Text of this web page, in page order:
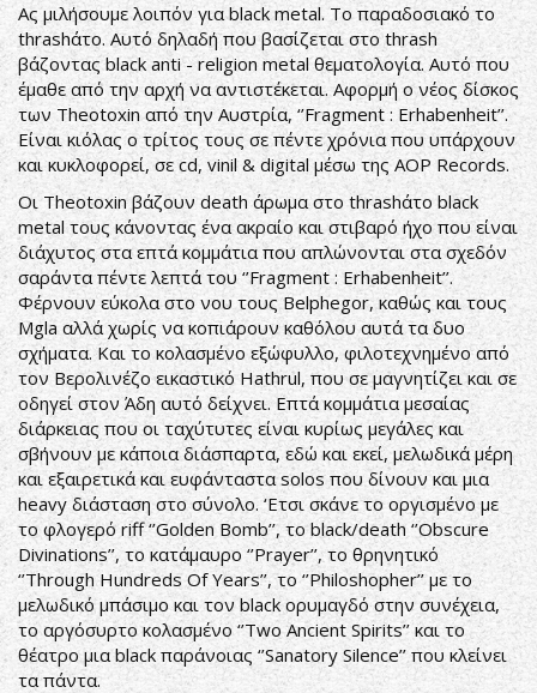
Ας μιλήσουμε λοιπόν για black metal. Το παραδοσιακό το
thrashάτο. Αυτό δηλαδή που βασίζεται στο thrash
βάζοντας black anti - religion metal θεματολογία. Αυτό που
έμαθε από την αρχή να αντιστέκεται. Αφορμή ο νέος δίσκος
των Theotoxin από την Αυστρία, ‘’Fragment : Erhabenheit’’.
Είναι κιόλας ο τρίτος τους σε πέντε χρόνια που υπάρχουν
και κυκλοφορεί, σε cd, vinil & digital μέσω της AOP Records.
Οι Theotoxin βάζουν death άρωμα στο thrashάτο black
metal τους κάνοντας ένα ακραίο και στιβαρό ήχο που είναι
διάχυτος στα επτά κομμάτια που απλώνονται στα σχεδόν
σαράντα πέντε λεπτά του ‘’Fragment : Erhabenheit’’.
Φέρνουν εύκολα στο νου τους Belphegor, καθώς και τους
Mgla αλλά χωρίς να κοπιάρουν καθόλου αυτά τα δυο
σχήματα. Και το κολασμένο εξώφυλλο, φιλοτεχνημένο από
τον Βερολινέζο εικαστικό Hathrul, που σε μαγνητίζει και σε
οδηγεί στον Άδη αυτό δείχνει. Επτά κομμάτια μεσαίας
διάρκειας που οι ταχύτυτες είναι κυρίως μεγάλες και
σβήνουν με κάποια διάσπαρτα, εδώ και εκεί, μελωδικά μέρη
και εξαιρετικά και ευφάνταστα solos που δίνουν και μια
heavy διάσταση στο σύνολο. ‘Ετσι σκάνε το οργισμένο με
το φλογερό riff ‘’Golden Bomb’’, το black/death ‘’Obscure
Divinations’’, το κατάμαυρο ‘’Prayer’’, το θρηνητικό
‘’Through Hundreds Of Years’’, το ‘’Philoshopher’’ με το
μελωδικό μπάσιμο και τον black ορυμαγδό στην συνέχεια,
το αργόσυρτο κολασμένο ‘’Two Ancient Spirits’’ και το
θέατρο μια black παράνοιας ‘’Sanatory Silence’’ που κλείνει
τα πάντα.